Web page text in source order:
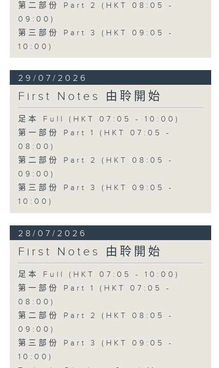
第二部份 Part 2 (HKT 08:05 -
09:00)
第三部份 Part 3 (HKT 09:05 -
10:00)
29/07/2026
First Notes 由聆開始
足本 Full (HKT 07:05 - 10:00)
第一部份 Part 1 (HKT 07:05 -
08:00)
第二部份 Part 2 (HKT 08:05 -
09:00)
第三部份 Part 3 (HKT 09:05 -
10:00)
28/07/2026
First Notes 由聆開始
足本 Full (HKT 07:05 - 10:00)
第一部份 Part 1 (HKT 07:05 -
08:00)
第二部份 Part 2 (HKT 08:05 -
09:00)
第三部份 Part 3 (HKT 09:05 -
10:00)